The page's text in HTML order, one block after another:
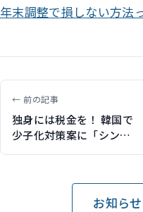
年末調整で損しない方法
← 前の記事
独身には税金を！ 韓国で
少子化対策案に「シング
お知ら